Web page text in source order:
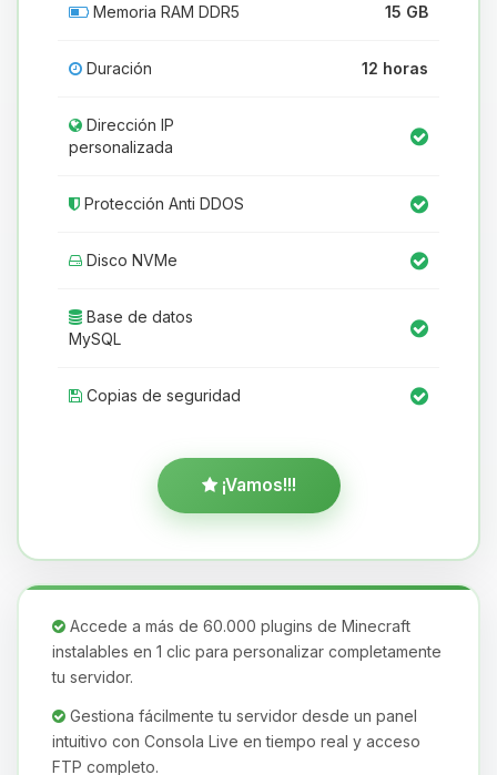
Memoria RAM DDR5 15 GB
Duración 12 horas
Dirección IP
personalizada
Protección Anti DDOS
Disco NVMe
Base de datos
MySQL
Copias de seguridad
¡Vamos!!!
Accede a más de 60.000 plugins de Minecraft
instalables en 1 clic para personalizar completamente
tu servidor.
Gestiona fácilmente tu servidor desde un panel
intuitivo con Consola Live en tiempo real y acceso
FTP completo.